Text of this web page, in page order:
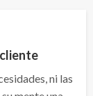
ni las